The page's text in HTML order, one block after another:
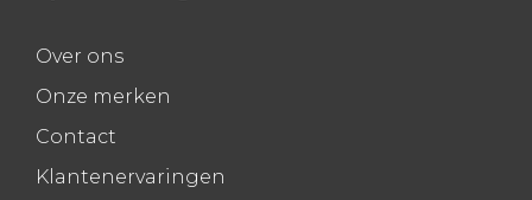
Over ons
Onze merken
Contact
Klantenervaringen